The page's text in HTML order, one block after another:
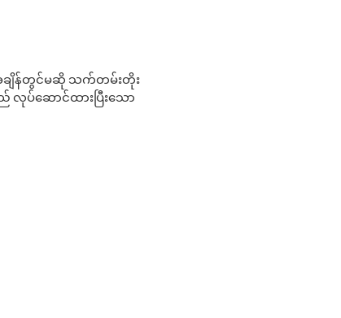
အချိန်တွင်မဆို သက်တမ်းတိုး
ပ်ဆောင်ထားပြီးသော